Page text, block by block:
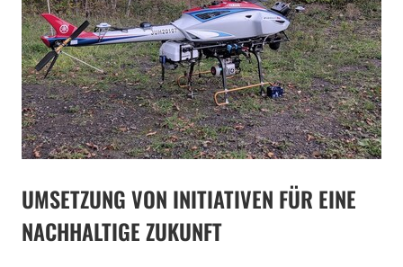
UMSETZUNG VON INITIATIVEN FÜR EINE
NACHHALTIGE ZUKUNFT